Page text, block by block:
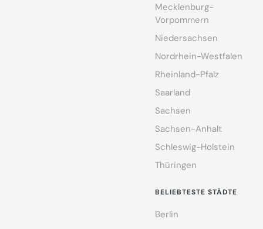
Mecklenburg-
Vorpommern
Niedersachsen
Nordrhein-Westfalen
Rheinland-Pfalz
Saarland
Sachsen
Sachsen-Anhalt
Schleswig-Holstein
Thüringen
BELIEBTESTE STÄDTE
Berlin